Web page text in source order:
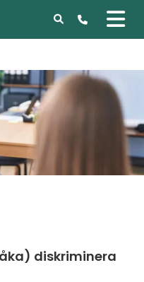
diskriminera